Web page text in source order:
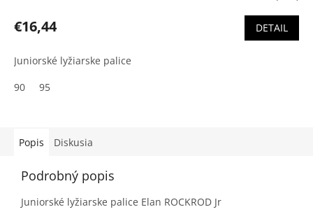
€16,44 DETAIL
Juniorské lyžiarske palice
90
95
Popis Diskusia
Podrobný popis
Juniorské lyžiarske palice Elan ROCKROD Jr